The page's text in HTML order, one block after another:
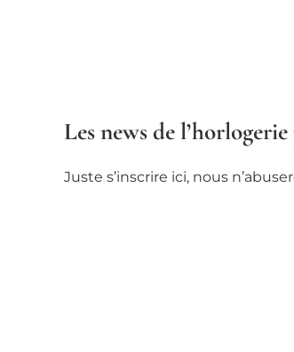
Les news de
Juste s’inscrire ici, nous